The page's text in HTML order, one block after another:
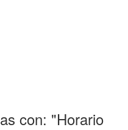
con: "Horario